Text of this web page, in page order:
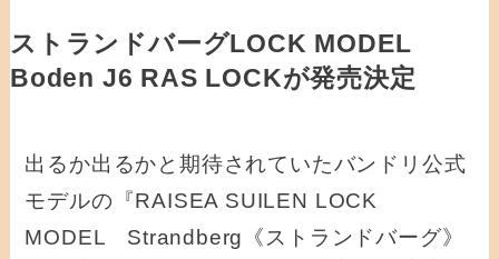
ストランドバーグLOCK MODEL
Boden J6 RAS LOCKが発売決定
出るか出るかと期待されていたバンドリ公式
モデルの『RAISEA SUILEN LOCK
MODEL Strandberg《ストランドバーグ》